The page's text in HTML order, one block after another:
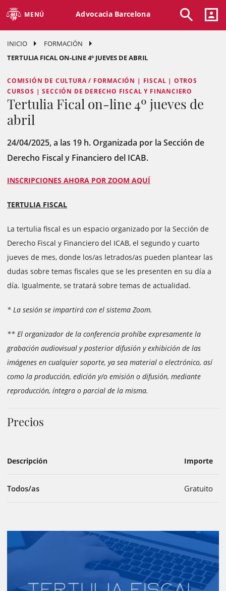
MENÚ Advocacia Barcelona
INICIO
FORMACIÓN
TERTULIA FICAL ON-LINE 4º JUEVES DE ABRIL
COMISIÓN DE CULTURA / FORMACIÓN | FISCAL | OTROS
CURSOS | SECCIÓN DE DERECHO FISCAL Y FINANCIERO
Tertulia Fical on-line 4º jueves de
abril
24/04/2025, a las 19 h. Organizada por la Sección de
Derecho Fiscal y Financiero del ICAB.
INSCRIPCIONES AHORA POR ZOOM AQUÍ
TERTULIA FISCAL
La tertulia fiscal es un espacio organizado por la Sección de
Derecho Fiscal y Financiero del ICAB, el segundo y cuarto
jueves de mes, donde los/as letrados/as pueden plantear las
dudas sobre temas fiscales que se les presenten en su día a
día. Igualmente, se tratará sobre temas de actualidad.
* La sesión se impartirá con el sistema Zoom.
** El organizador de la conferencia prohíbe expresamente la
grabación audiovisual y posterior difusión y exhibición de las
imágenes en cualquier soporte, ya sea material o electrónico, así
como la producción, edición y/o emisión o difusión, mediante
reproducción, íntegra o parcial de la misma.
Precios
Descripción Importe
Todos/as Gratuito